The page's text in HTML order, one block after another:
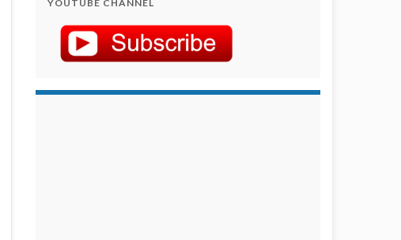
YOUTUBE CHANNEL